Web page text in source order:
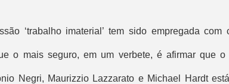
‘trabalho imaterial ’ tem sido empregada com
o mais seguro, em um verbete, é afirmar que
Negri, Maurizzio Lazzarato e Michael Hardt